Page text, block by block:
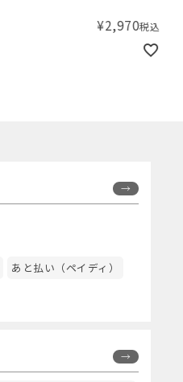
2,970税込
あと払い（ペイディ）